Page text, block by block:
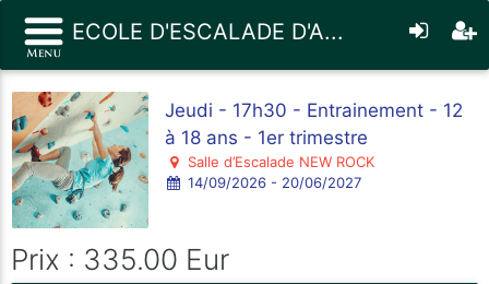
ECOLE D'ESCALADE D'A...
Jeudi - 17h30 - Entrainement - 12
à 18 ans - 1er trimestre
Salle d’Escalade NEW ROCK
14/09/2026 - 20/06/2027
Prix : 335.00 Eur